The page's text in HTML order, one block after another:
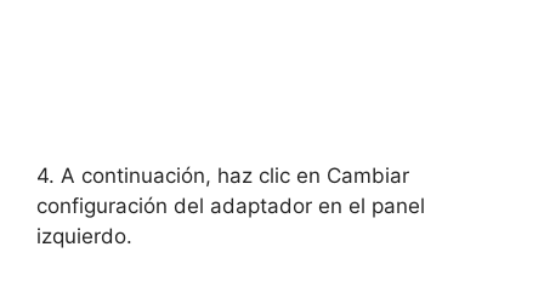
4. A continuación, haz clic en Cambiar
configuración del adaptador en el panel
izquierdo.